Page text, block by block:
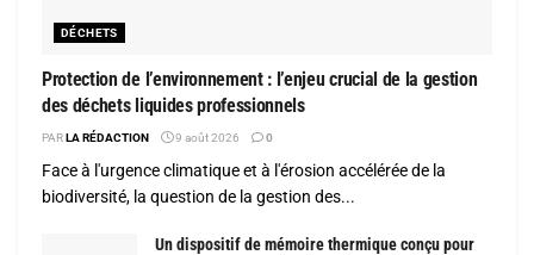
DÉCHETS
Protection de l’environnement : l’enjeu crucial de la gestion
des déchets liquides professionnels
PARLA RÉDACTION 9 août 2026 0
Face à l'urgence climatique et à l'érosion accélérée de la
biodiversité, la question de la gestion des...
Un dispositif de mémoire thermique conçu pour